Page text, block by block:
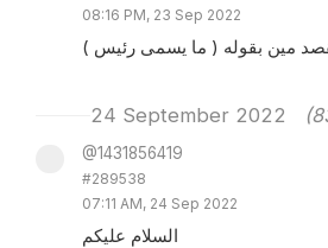
08:16 PM, 23 Sep 2022
مين بقوله ( ما يسمى رئيس )
24 September 2022
@1431856419
#289538
07:11 AM, 24 Sep 2022
السلام عليكم